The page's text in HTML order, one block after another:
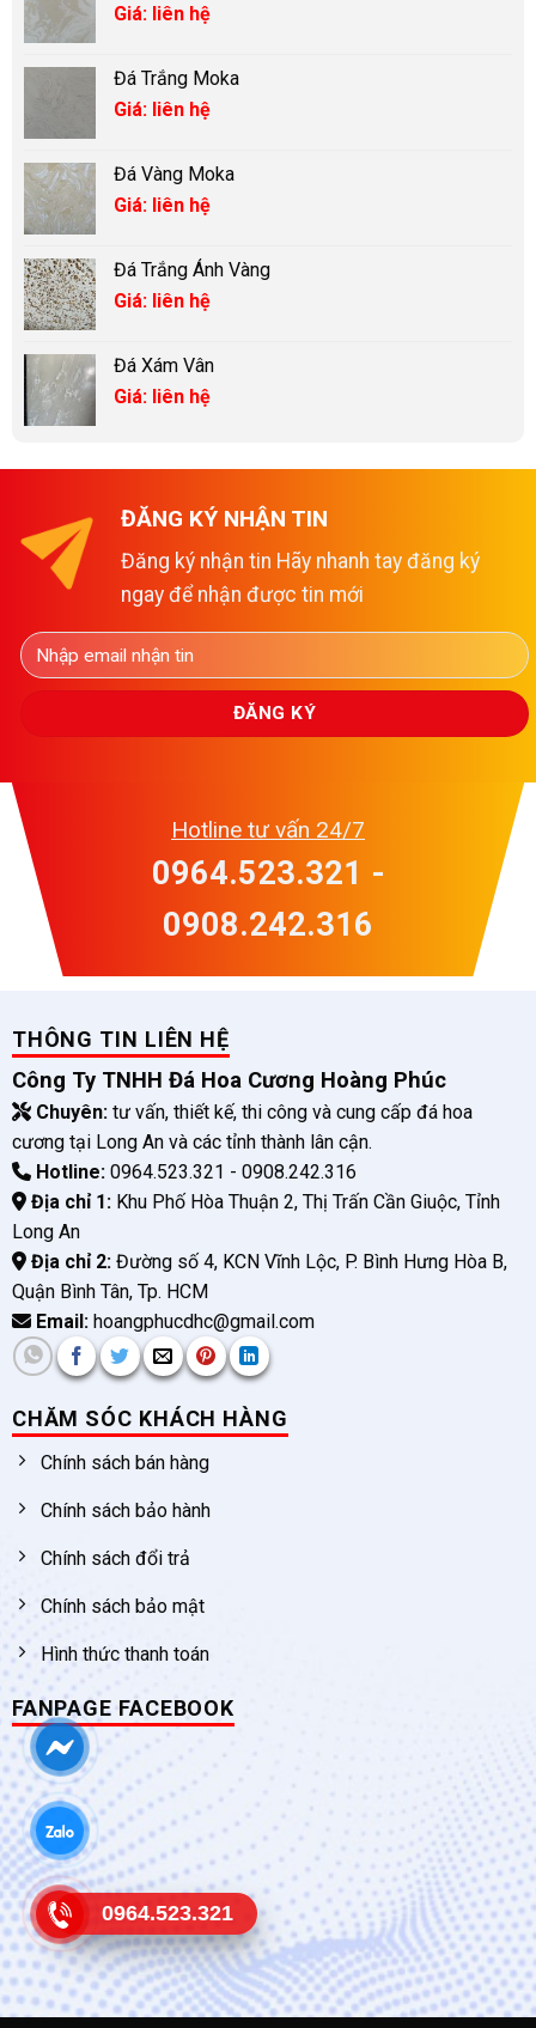
Giá: liên hệ
Đá Trắng Moka
Giá: liên hệ
Đá Vàng Moka
Giá: liên hệ
Đá Trắng Ánh Vàng
Giá: liên hệ
Đá Xám Vân
Giá: liên hệ
ĐĂNG KÝ NHẬN TIN
Đăng ký nhận tin Hãy nhanh tay đăng ký
ngay để nhận được tin mới
Hotline tư vấn 24/7
0964.523.321 -
0908.242.316
THÔNG TIN LIÊN HỆ
Công Ty TNHH Đá Hoa Cương Hoàng Phúc
Chuyên:tư vấn, thiết kế, thi công và cung cấp đá hoa
cương tại Long An và các tỉnh thành lân cận.
Hotline:0964.523.321 - 0908.242.316
Địa chỉ 1:Khu Phố Hòa Thuận 2, Thị Trấn Cần Giuộc, Tỉnh
Long An
Địa chỉ 2:Đường số 4, KCN Vĩnh Lộc, P. Bình Hưng Hòa B,
Quận Bình Tân, Tp. HCM
Email:hoangphucdhc@gmail.com
CHĂM SÓC KHÁCH HÀNG
Chính sách bán hàng
Chính sách bảo hành
Chính sách đổi trả
Chính sách bảo mật
Hình thức thanh toán
FANPAGE FACEBOOK
0964.523.321